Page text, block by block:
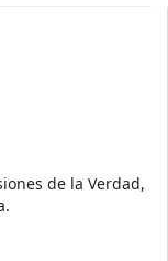
de la Verdad,